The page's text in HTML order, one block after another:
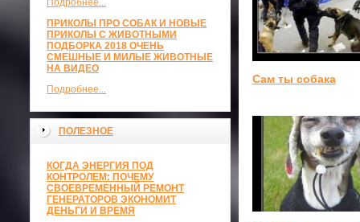
Подробнее...
ПРИКОЛЫ ПРО СОБАК И НОВЫЕ
ПРИКОЛЫ С ЖИВОТНЫМИ
ПОДБОРКА 2018 ОЧЕНЬ
СМЕШНЫЕ И МИЛЫЕ ЖИВОТНЫЕ
НА ВИДЕО
Подробнее...
ПОЛЕЗНОЕ
КОГДА ЭНЕРГИЯ ПОД
КОНТРОЛЕМ: ПОЧЕМУ
СВОЕВРЕМЕННЫЙ РЕМОНТ
ГЕНЕРАТОРОВ ЭКОНОМИТ
ДЕНЬГИ И ВРЕМЯ
Сам ты собака